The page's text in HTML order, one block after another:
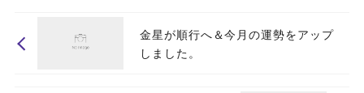
金星が順行へ＆今月の運勢をアップ
しました。